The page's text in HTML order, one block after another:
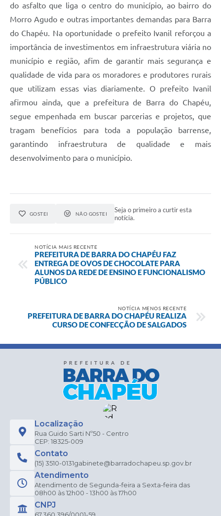
do asfalto que liga o centro do município, ao bairro do
Morro Agudo e outras importantes demandas para Barra
do Chapéu. Na oportunidade o prefeito Ivanil reforçou a
importância de investimentos em infraestrutura viária no
município e região, afim de garantir mais segurança e
qualidade de vida para os moradores e produtores rurais
que utilizam essas vias diariamente. O prefeito Ivanil
afirmou ainda, que a prefeitura de Barra do Chapéu,
segue empenhada em buscar parcerias e projetos, que
tragam benefícios para toda a população barrense,
garantindo infraestrutura de qualidade e mais
desenvolvimento para o município.
GOSTEI NÃO GOSTEI
Seja o primeiro a curtir esta
notícia.
NOTÍCIA MAIS RECENTE
PREFEITURA DE BARRA DO CHAPÉU FAZ
ENTREGA DE OVOS DE CHOCOLATE PARA
ALUNOS DA REDE DE ENSINO E FUNCIONALISMO
PÚBLICO
NOTÍCIA MENOS RECENTE
PREFEITURA DE BARRA DO CHAPÉU REALIZA
CURSO DE CONFECÇÃO DE SALGADOS
Localização
Rua Guido Sarti Nº50 - Centro
CEP: 18325-009
Contato
(15) 3510-0131gabinete@barradochapeu.sp.gov.br
Atendimento
Atendimento de Segunda-feira a Sexta-feira das
08h00 às 12h00 - 13h00 às 17h00
CNPJ